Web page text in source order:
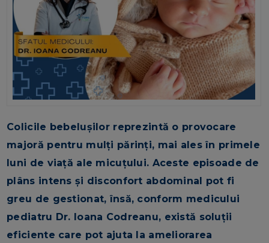
Colicile bebelușilor reprezintă o provocare
majoră pentru mulți părinți, mai ales în primele
luni de viață ale micuțului. Aceste episoade de
plâns intens și disconfort abdominal pot fi
greu de gestionat, însă, conform medicului
pediatru Dr. Ioana Codreanu, există soluții
eficiente care pot ajuta la ameliorarea